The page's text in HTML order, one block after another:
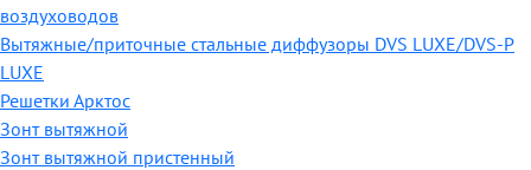
воздуховодов
Вытяжные/приточные стальные диффузоры DVS LUXE/DVS-P
LUXE
Решетки Арктос
Зонт вытяжной
Зонт вытяжной пристенный